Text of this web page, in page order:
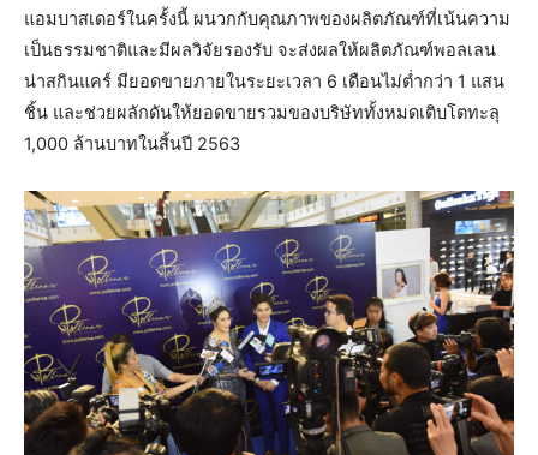
แอมบาสเดอร์ในครั้งนี้ ผนวกกับคุณภาพของผลิตภัณฑ์ที่เน้นความ
เป็นธรรมชาติและมีผลวิจัยรองรับ จะส่งผลให้ผลิตภัณฑ์พอลเลน
น่าสกินแคร์ มียอดขายภายในระยะเวลา 6 เดือนไม่ต่ำกว่า 1 แสน
ชิ้น และช่วยผลักดันให้ยอดขายรวมของบริษัททั้งหมดเติบโตทะลุ
1,000 ล้านบาทในสิ้นปี 2563